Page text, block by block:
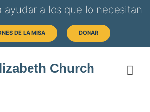
ayudar a los que lo necesitan
DE LA MISA DONAR
Church